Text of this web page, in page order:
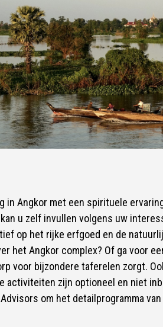
in Angkor met een spirituele
u zelf invullen volgens uw
op het rijke erfgoed en de
het Angkor complex? Of ga voor
voor bijzondere taferelen zorgt.
activiteiten zijn optioneel en niet
om het detailprogramma